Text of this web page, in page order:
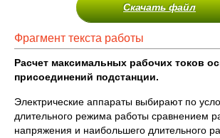
Скачать файл
Фрагмент текста работы
Расчет максимальных рабочих токов
присоединений подстанции.
Электрические аппараты выбирают по
длительного режима работы сравнением
напряжения и наибольшего длительного